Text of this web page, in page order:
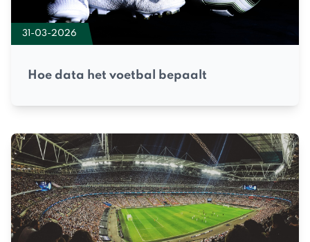
31-03-2026
Hoe data het voetbal bepaalt